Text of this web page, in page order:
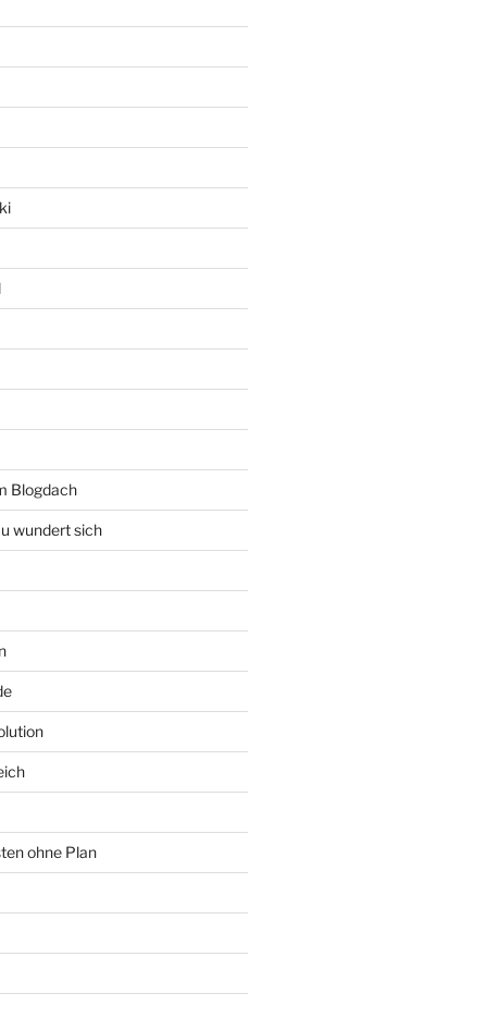
Blogdach
wundert sich
ohne Plan